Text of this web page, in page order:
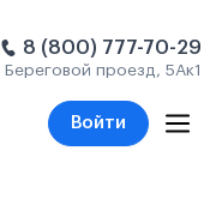
8 (800) 777-70-29
Береговой проезд, 5Ак1
Войти